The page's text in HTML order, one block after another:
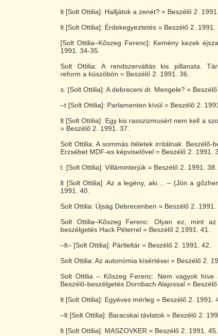
lt [Solt Ottilia]: Halljátok a zenét? = Beszélő 2.
lt [Solt Ottilia]: Érdekegyeztetés = Beszélő 2. 1991.
[Solt Ottilia–Kőszeg Ferenc]: Kemény kezek
1991. 34-35.
Solt Ottilia: A rendszerváltás kis pillanata.
reform a küszöbön = Beszélő 2. 1991. 36.
s. [Solt Ottilia]: A debreceni dr. Mengele? =
–t [Solt Ottilia]: Parlamenten kívül = Beszélő 2.
lt [Solt Ottilia]: Egy kis rasszizmusért nem kell a
= Beszélő 2. 1991. 37.
Solt Ottilia: A sommás ítéletek irritálnak. Beszélő-
Erzsébet MDF-es képviselővel = Beszélő 2. 1991.
t. [Solt Ottilia]: Villáminterjúk = Beszélő 2. 1991. 38.
lt [Solt Ottilia]: Az a legény, aki… – (Jön a
1991. 40.
Solt Ottilia: Újság Debrecenben = Beszélő 2. 1991.
Solt Ottilia–Kőszeg Ferenc: Olyan ez, mint
beszélgetés Hack Péterrel = Beszélő 2.1991. 41.
–lt– [Solt Ottilia]: Pártleltár = Beszélő 2. 1991. 42.
Solt Ottilia: Az autonómia kísértései = Beszélő 2.
Solt Ottilia – Kőszeg Ferenc: Nem vagyok híve
Beszélő-beszélgetés Dornbach Alajossal =
lt [Solt Ottilia]: Egyéves mérleg = Beszélő 2. 1991.
–lt [Solt Ottilia]: Baracskai távlatok = Beszélő 2.
lt [Solt Ottilia]: MASZOVKER = Beszélő 2. 1991. 45.